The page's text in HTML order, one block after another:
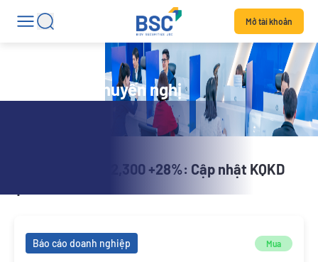
Mở tài khoản
Danh mục khuyến nghị
X-Stock | PVS 52,300 +28%: Cập nhật KQKD
Báo cáo doanh nghiệp Mua